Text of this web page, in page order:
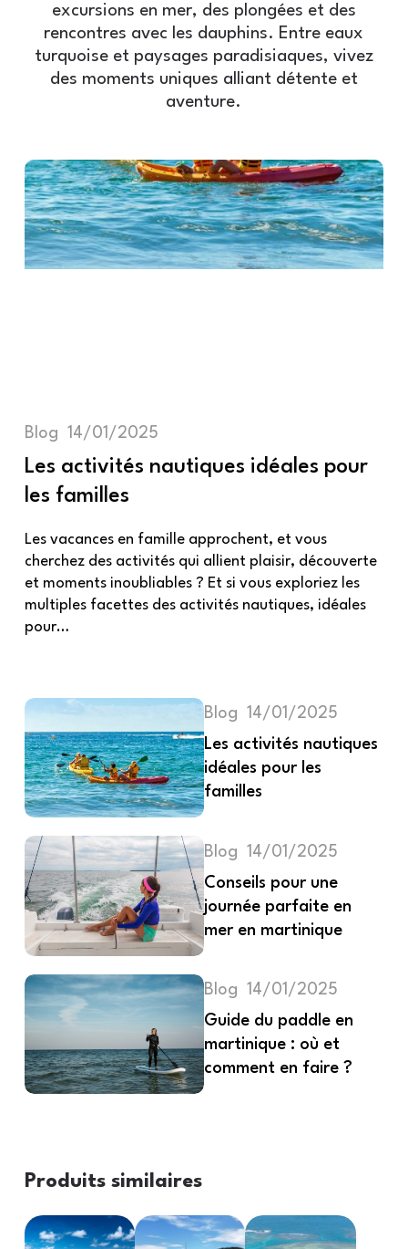
excursions en mer, des plongées et des
rencontres avec les dauphins. Entre eaux
turquoise et paysages paradisiaques, vivez
des moments uniques alliant détente et
aventure.
Blog 14/01/2025
Les activités nautiques idéales pour
les familles
Les vacances en famille approchent, et vous
cherchez des activités qui allient plaisir, découverte
et moments inoubliables ? Et si vous exploriez les
multiples facettes des activités nautiques, idéales
pour…
Blog
14/01/2025
Les activités nautiques
idéales pour les
familles
Blog
14/01/2025
Conseils pour une
journée parfaite en
mer en martinique
Blog
14/01/2025
Guide du paddle en
martinique : où et
comment en faire ?
Produits similaires